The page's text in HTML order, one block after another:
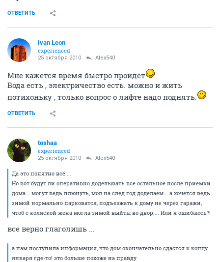
ОТВЕТИТЬ
Ivаn Lеon
experienced
25 октября 2010 Alex540
Мне кажется время быстро пройдёт
Вода есть , электричество есть. можно и жить
потихоньку , только вопрос о лифте надо поднять.
ОТВЕТИТЬ
toshaa
experienced
25 октября 2010 Alex540
Да это понятно всё....
Но вот будут ли оперативно доделывать все остальное после приемки
дома... могут ведь плюнуть, мол на след год доделаем... а хочется ведь
зимой нормально парковатся, подъезжать к дому не через гаражи,
чтоб с коляской жена могла зимой выйты во двор.... Или я ошибаюсь?!
все верно глаголишь ...
а нам поступила информация, что дом окончательно сдастся к концу
января где-то! это больше похоже на правду